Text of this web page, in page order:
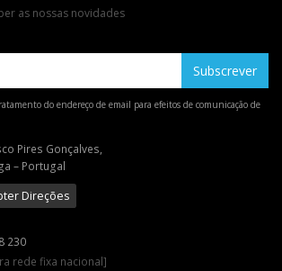
as nossas novidades
Subscrever
do endereço de email para efeitos de comunicação de
Pires Gonçalves,
– Portugal
Direções
230
rede fixa nacional]